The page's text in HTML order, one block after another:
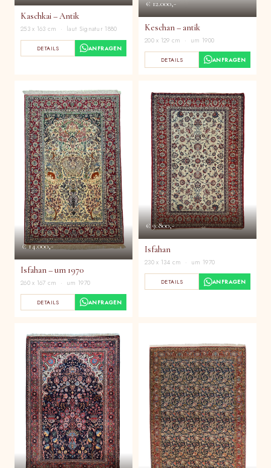
Kaschkai – Antik
253 x 163 cm · laut Signatur 1880
DETAILS ANFRAGEN
€ 12.000,-
Keschan – antik
200 x 129 cm · um 1900
DETAILS ANFRAGEN
€ 14.000,-
Isfahan – um 1970
260 x 167 cm · um 1970
DETAILS ANFRAGEN
€ 9.800,-
Isfahan
230 x 134 cm · um 1970
DETAILS ANFRAGEN